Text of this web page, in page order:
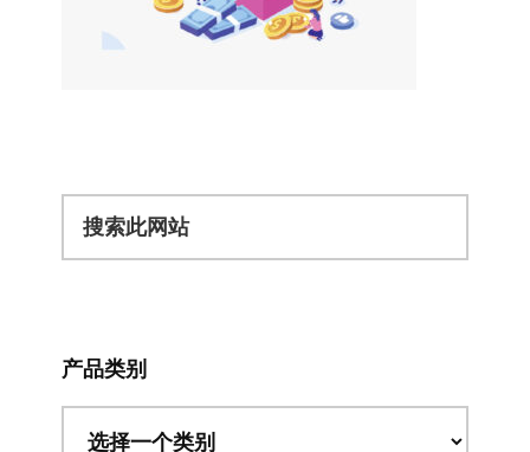
产品类别